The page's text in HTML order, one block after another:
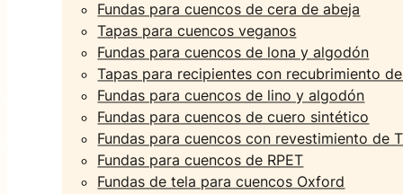
Fundas para cuencos de cera de abeja
Tapas para cuencos veganos
Fundas para cuencos de lona y algodón
Tapas para recipientes con recubrimiento
Fundas para cuencos de lino y algodón
Fundas para cuencos de cuero sintético
Fundas para cuencos con revestimiento de
Fundas para cuencos de RPET
Fundas de tela para cuencos Oxford